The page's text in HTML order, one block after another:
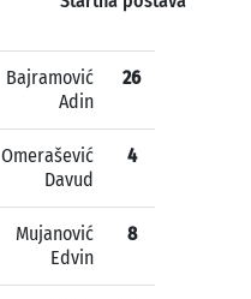
Bajramović
Adin
26
Omerašević
Davud
4
Mujanović
Edvin
8